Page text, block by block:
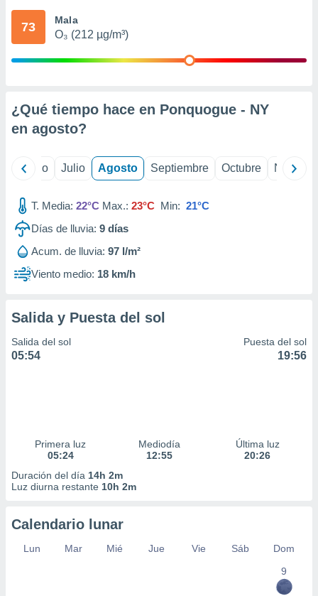
mediante
publicidad
1199
73 Mala
O₃ (212 µg/m³)
¿Qué tiempo hace en Ponquogue - NY
en agosto?
Junio Julio Agosto Septiembre Octubre
T. Media: 22°C Max.: 23°C Min: 21°C
Días de lluvia: 9 días
Acum. de lluvia: 97 l/m²
Viento medio: 18 km/h
Salida y Puesta del sol
Salida del sol
05:54
Puesta del sol
19:56
Primera luz
05:24
Mediodía
12:55
Última luz
20:26
Duración del día 14h 2m
Luz diurna restante 10h 2m
Calendario lunar
Lun Mar Mié Jue Vie Sáb
Dom
9